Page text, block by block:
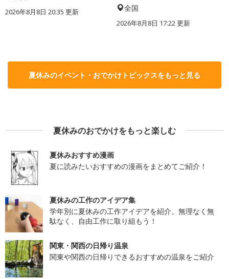
2026年8月8日 20:35 更新 全国
2026年8月8日 17:22更新
夏休みのイベント・おでかけトピックスをもっと見る
夏休みのおでかけをもっと楽しむ
夏休みおすすめ漫画
夏に読みたいおすすめの漫画をまとめてご紹介！
夏休みの工作のアイデア集
学年別に夏休みの工作アイデアを紹介。無理なく無
駄なく、自由工作に取り組もう！
関東・関西の日帰り温泉
関東や関西の日帰りできるおすすめの温泉をご紹介